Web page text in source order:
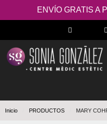
ENVÍO GRATIS A
Inicio PRODUCTOS MARY